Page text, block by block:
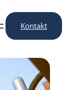
Kontakt